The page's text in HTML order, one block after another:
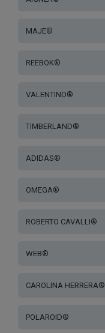
MAJE®
REEBOK®
VALENTINO®
TIMBERLAND®
ADIDAS®
OMEGA®
ROBERTO CAVALLI®
WEB®
CAROLINA HERRERA®
POLAROID®